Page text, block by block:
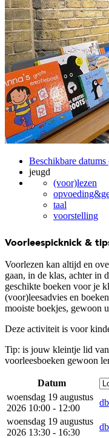
Beschikbare datums
jeugd
(voor)lezen
taal
voorstelling
Voorleespicknick &
Voorlezen kan altijd en
gaan, in de klas, achter in
geschikte boeken voor je
(voor)leesadvies en
mooiste boekjes, gewoon
Deze activiteit is voor
Tip: is jouw kleintje lid
voorleesboeken gewoon
Datum
woensdag 19 augustus
2026 10:00 - 12:00
woensdag 19 augustus
2026 13:30 - 16:30